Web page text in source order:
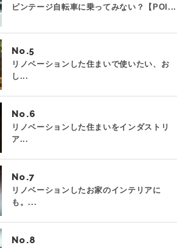
ビンテージ自転車に乗ってみない？【POI...
No.
リノベーションした住まいで使いたい、お
し...
No.
リノベーションした住まいをインダストリ
ア...
No.
リノベーションしたお家のインテリアに
も。...
No.